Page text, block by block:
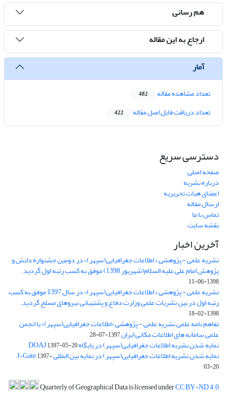
هم رسانی
ارجاع به این مقاله
آمار
تعداد مشاهده مقاله 482
تعداد دریافت فایل اصل مقاله 422
دسترسی سریع
صفحه اصلی
درباره نشریه
اعضای هیات تحریریه
ارسال مقاله
تماس با ما
نقشه سایت
آخرین اخبار
نشریه علمی - پژوهشی « اطلاعات جغرافیایی(سپهر)» در دومین جشنواره دانش و
پژوهش امام علی علیه السلام(شهریور 1398) موفق به کسب رتبه اول گردید.
1398-06-11
نشریه علمی - پژوهشی « اطلاعات جغرافیایی(سپهر)» در سال 1397 موفق به کسب
رتبه اول در بین نشریات علمی وزارت دفاع و پشتیبانی نیروهای مسلح گردید.
1398-02-18
تفاهم نامه علمی نشریه علمی - پژوهشی «اطلاعات جغرافیایی(سپهر)» با انجمن
علمی سامانه های اطلاعات مکانی ایران1397-07-28
نمایه شدن نشریه اطلاعات جغرافیایی(سپهر) در پایگاه DOAJ1397-05-20
نمایه شدن نشریه اطلاعات جغرافیایی(سپهر) در نمایه بین المللی J-Gate1397-
03-20
Quarterly of Geographical Data is licensed underCC BY-ND 4.0